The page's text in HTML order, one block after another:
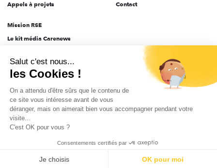
Appels à projets
Contact
Mission RSE
Le kit média Carenews
AEF info
Novethic
PRODURABLE
Inclusiv Day
Données personnelles Mentions légales 2025-2026 Tout droits réservés
Salut c'est nous...
les Cookies !
On a attendu d'être sûrs que le contenu de
ce site vous intéresse avant de vous
déranger, mais on aimerait bien vous accompagner pendant votre
visite...
C'est OK pour vous ?
Consentements certifiés par
Je choisis OK pour moi